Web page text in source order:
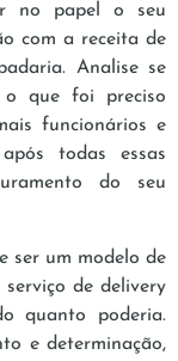
no papel o seu
com a receita de
Analise se
o que foi preciso
funcionários e
todas essas
do seu
ser um modelo de
de delivery
quanto poderia.
e determinação,